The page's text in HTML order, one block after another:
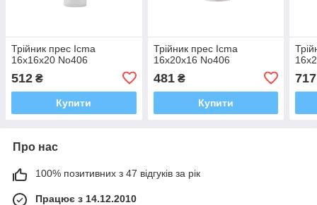
Трійник прес Icma
16х16х20 No406
512 ₴
Купити
Трійник прес Icma
16х20х16 No406
481₴
Купити
717
Про нас
100% позитивних з 47 відгуків за рік
Працює з 14.12.2010